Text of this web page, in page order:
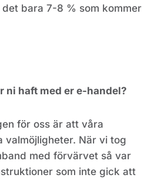
bara 7-8 % som kommer
ni haft med er e-handel?
för oss är att våra
valmöjligheter. När vi tog
med förvärvet så var
som inte gick att